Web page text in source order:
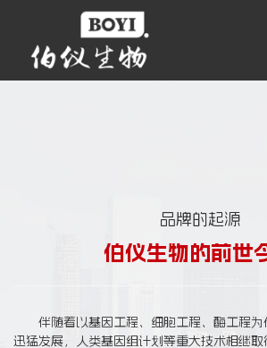
品牌的起源
伯仪生物的前世
伴随着以基因工程、细胞工程、酶工程
迅猛发展，人类基因组计划等重大技术相继